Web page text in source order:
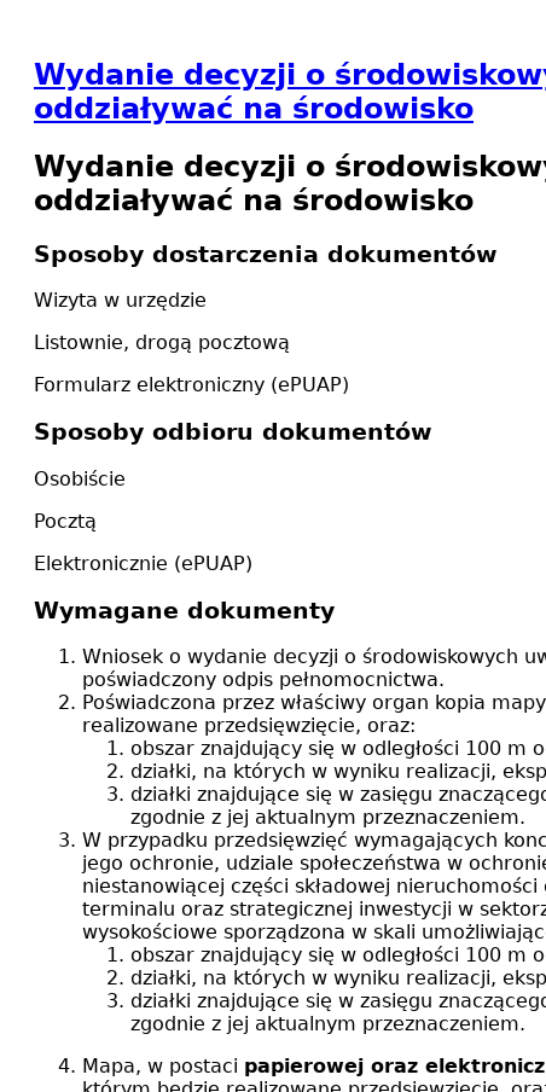
Wydanie decyzji o
oddziaływać na środowisko
Wydanie decyzji o
oddziaływać na środowisko
Sposoby dostarczenia dokumentów
Wizyta w urzędzie
Listownie, drogą pocztową
Formularz elektroniczny (ePUAP)
Sposoby odbioru dokumentów
Osobiście
Pocztą
Elektronicznie (ePUAP)
Wymagane dokumenty
Wniosek o wydanie decyzji o środowiskowych
poświadczony odpis pełnomocnictwa.
Poświadczona przez właściwy organ kopia
realizowane przedsięwzięcie, oraz:
obszar znajdujący się w odległości 100
działki, na których w wyniku realizacji,
działki znajdujące się w zasięgu
zgodnie z jej aktualnym przeznaczeniem.
W przypadku przedsięwzięć wymagających
jego ochronie, udziale społeczeństwa w
niestanowiącej części składowej
terminalu oraz strategicznej inwestycji w
wysokościowe sporządzona w skali
obszar znajdujący się w odległości 100
działki, na których w wyniku realizacji,
działki znajdujące się w zasięgu
zgodnie z jej aktualnym przeznaczeniem.
Mapa, w postaci papierowej oraz